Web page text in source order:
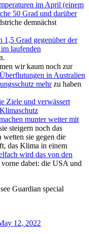
im April (einem
50 Grad und darüber
demnächst
1,5 Grad gegenüber der
laufenden
wir kaum noch zur
Überflutungen in Australien
mehrzu haben
Ziele und verwässert
munter weiter mit
steigern noch das
sie gegen die
das Klima in einem
wird das von den
vorne dabei: die USA und
Guardian special
12, 2022